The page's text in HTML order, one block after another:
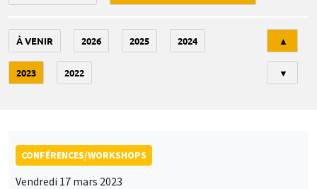
À VENIR 2026 2025 2024
2023 2022
▲
▼
CONFÉRENCES/WORKSHOPS
Vendredi 17 mars 2023